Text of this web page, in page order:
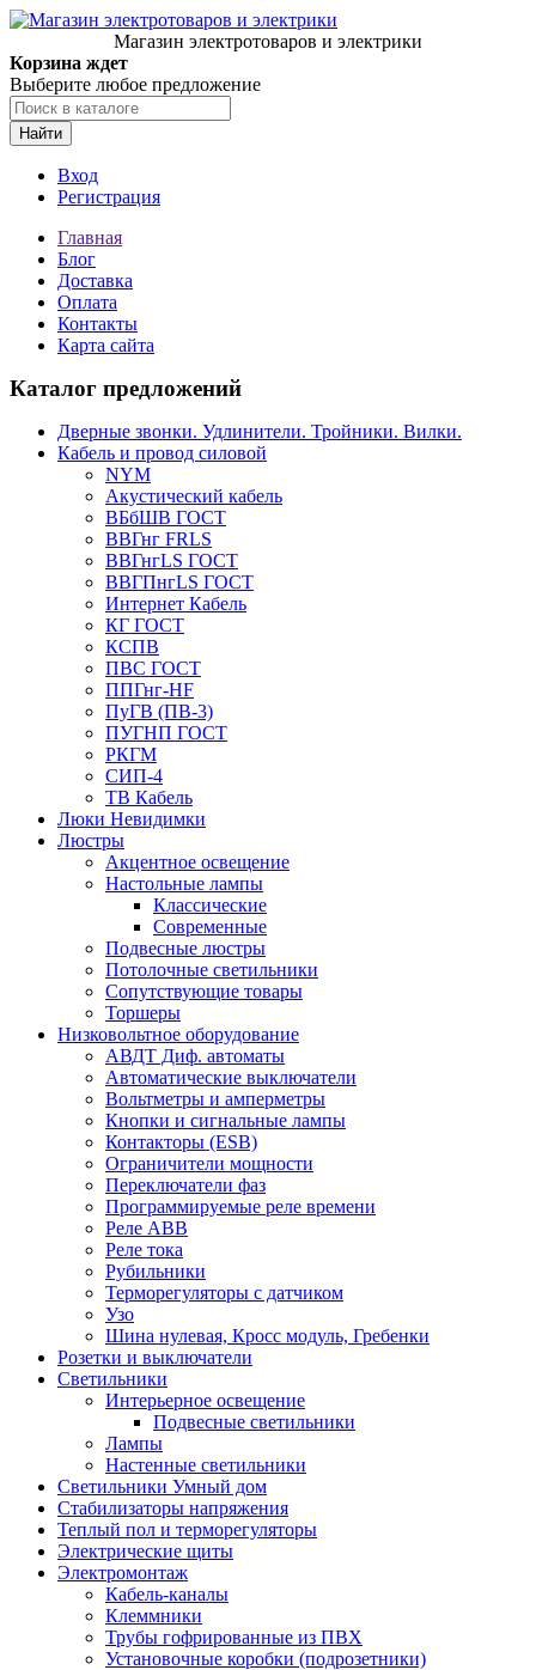
Магазин электротоваров и электрики
Корзина ждет
Выберите любое предложение
Найти
Вход
Регистрация
Главная
Блог
Доставка
Оплата
Контакты
Карта сайта
Каталог предложений
Дверные звонки. Удлинители. Тройники. Вилки.
Кабель и провод силовой
NYM
Акустический кабель
ВБбШВ ГОСТ
ВВГнг FRLS
ВВГнгLS ГОСТ
ВВГПнгLS ГОСТ
Интернет Кабель
КГ ГОСТ
КСПВ
ПВС ГОСТ
ППГнг-HF
ПуГВ (ПВ-3)
ПУГНП ГОСТ
РКГМ
СИП-4
ТВ Кабель
Люки Невидимки
Люстры
Акцентное освещение
Настольные лампы
Классические
Современные
Подвесные люстры
Потолочные светильники
Сопутствующие товары
Торшеры
Низковольтное оборудование
АВДT Диф. автоматы
Автоматические выключатели
Вольтметры и амперметры
Кнопки и сигнальные лампы
Контакторы (ESB)
Ограничители мощности
Переключатели фаз
Программируемые реле времени
Реле ABB
Реле тока
Рубильники
Терморегуляторы с датчиком
Узо
Шина нулевая, Кросс модуль, Гребенки
Розетки и выключатели
Светильники
Интерьерное освещение
Подвесные светильники
Лампы
Настенные светильники
Светильники Умный дом
Стабилизаторы напряжения
Теплый пол и терморегуляторы
Электрические щиты
Электромонтаж
Кабель-каналы
Клеммники
Трубы гофрированные из ПВХ
Установочные коробки (подрозетники)